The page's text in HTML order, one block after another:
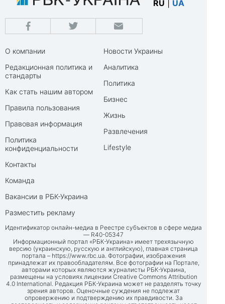
RU UA
О компании
Редакционная политика и
стандарты
Как стать нашим автором
Правила пользования
Правовая информация
Политика
конфиденциальности
Контакты
Команда
Вакансии в РБК-Украина
Разместить рекламу
Новости Украины
Аналитика
Политика
Бизнес
Жизнь
Развлечения
Lifestyle
Идентификатор онлайн-медиа в Реестре субъектов в сфере медиа
— R40-05347
Информационный портал «РБК-Украина» имеет трехязычную
версию (украинскую, русскую и английскую), главная страница
портала – https://www.rbc.ua. Фотографии, изображения
принадлежат их правообладателям. Все фотографии на Портале,
авторами которых являются журналисты РБК-Украина,
размещены на условиях лицензии Creative Commons Attribution
4.0 International. Редакция РБК-Украина может не разделять точку
зрения авторов. Оценочные суждения не подлежат
опровержению и подтверждению их правдивости. За